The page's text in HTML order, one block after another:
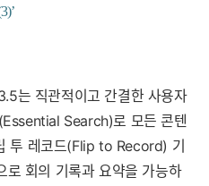
는 직관적이고 간결한 사용자
Search)로 모든 콘텐
투 레코드(Flip to Record) 기
로 회의 기록과 요약을 가능하